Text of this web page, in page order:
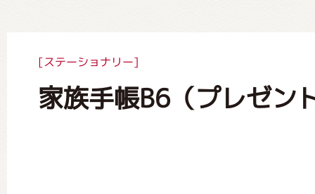
[ステーショナリー]
家族手帳B6（プレゼン
絵本・作家紹介